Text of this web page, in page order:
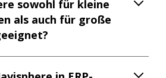
als auch für große